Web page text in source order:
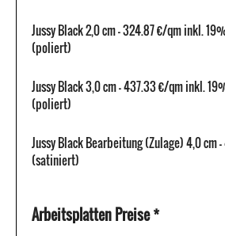
Jussy Black 2,0 cm - 324.87 €/qm inkl.
(poliert)
Jussy Black 3,0 cm - 437.33 €/qm inkl.
(poliert)
Jussy Black Bearbeitung (Zulage) 4,0
(satiniert)
Arbeitsplatten Preise *